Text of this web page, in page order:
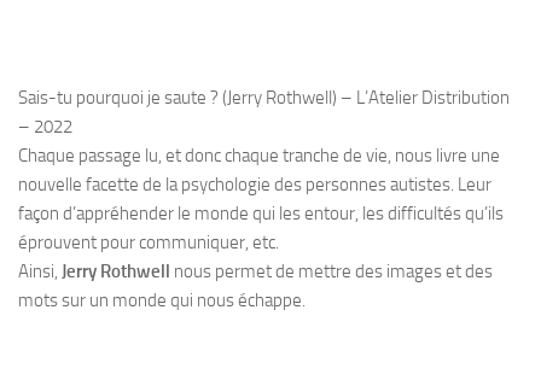
Sais-tu pourquoi je saute ? (Jerry Rothwell) – L’Atelier Distribution
– 2022
Chaque passage lu, et donc chaque tranche de vie, nous livre une
nouvelle facette de la psychologie des personnes autistes. Leur
façon d’appréhender le monde qui les entour, les difficultés qu’ils
éprouvent pour communiquer, etc.
Ainsi, Jerry Rothwell nous permet de mettre des images et des
mots sur un monde qui nous échappe.